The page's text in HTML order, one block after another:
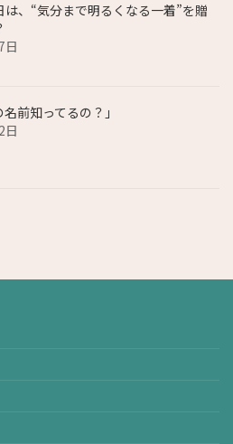
は、“気分まで明るくなる一着”を贈
日
名前知ってるの？」
日